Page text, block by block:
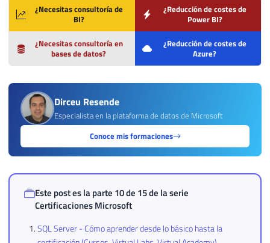
¿Necesitas consultoría de
BI?
¿Reducción de costes de
Power BI?
¿Necesitas consultoría en
bases de datos?
¿Reducción de costes de
Azure?
Dirceu Resende
Especialista en la plataforma de datos de Microsoft
Conoce mis formaciones
Este post es la parte 10 de 15 de la serie
Certificaciones Microsoft
SQL Server - Cómo aprender desde lo básico hasta la